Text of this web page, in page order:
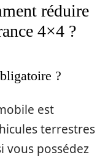
réduire
4×4 ?
?
est
terrestres
vous possédez